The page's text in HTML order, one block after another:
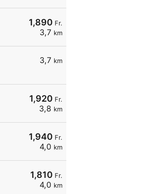
1,890 Fr.
3,7 km
3,7 km
1,920 Fr.
3,8 km
1,940 Fr.
4,0 km
1,810 Fr.
4,0 km